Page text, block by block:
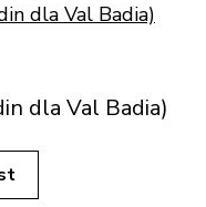
dla Val Badia)